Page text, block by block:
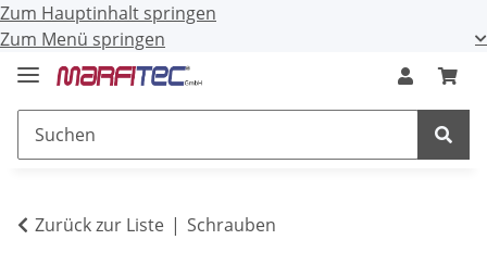
Zum Hauptinhalt springen
Zum Menü springen
Zurück zur Liste Schrauben